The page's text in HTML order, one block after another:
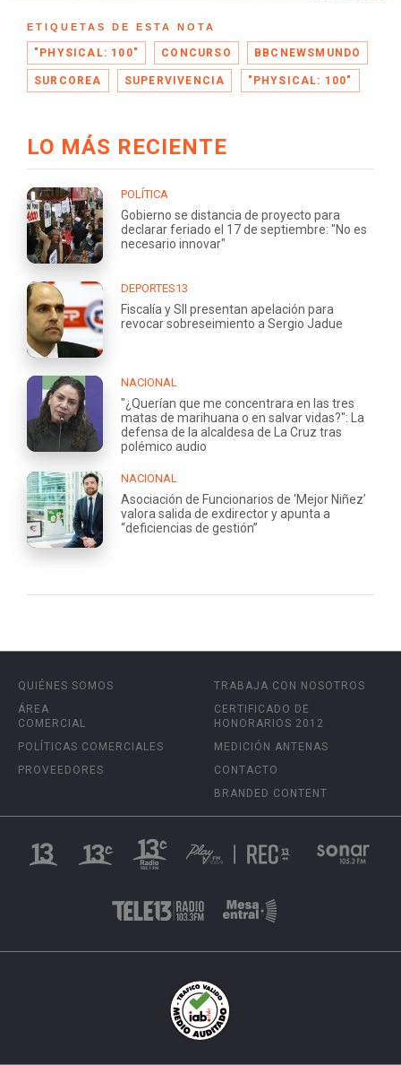
ETIQUETAS DE ESTA NOTA
"PHYSICAL: 100" CONCURSO BBCNEWSMUNDO
SURCOREA SUPERVIVENCIA "PHYSICAL: 100"
LO MÁS RECIENTE
POLÍTICA
Gobierno se distancia de proyecto para
declarar feriado el 17 de septiembre: "No es
necesario innovar"
DEPORTES13
Fiscalía y SII presentan apelación para
revocar sobreseimiento a Sergio Jadue
NACIONAL
"¿Querían que me concentrara en las tres
matas de marihuana o en salvar vidas?": La
defensa de la alcaldesa de La Cruz tras
polémico audio
NACIONAL
Asociación de Funcionarios de ‘Mejor Niñez’
valora salida de exdirector y apunta a
“deficiencias de gestión”
QUIÉNES SOMOS
ÁREA
COMERCIAL
POLÍTICAS COMERCIALES
PROVEEDORES
TRABAJA CON NOSOTROS
CERTIFICADO DE
HONORARIOS 2012
MEDICIÓN ANTENAS
CONTACTO
BRANDED CONTENT